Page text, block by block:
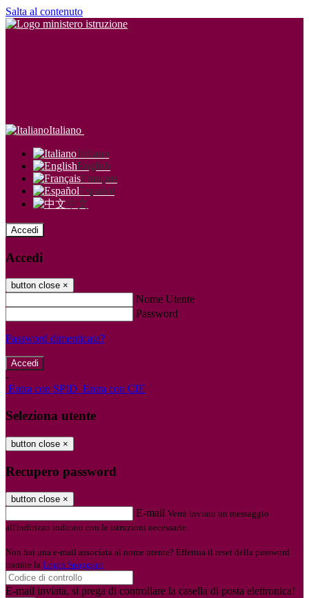
Salta al contenuto
Italiano
Italiano
English
Français
Español
中文
Accedi
Accedi
button close ×
Nome Utente
Password
Password dimenticata?
-
Entra con SPID Entra con CIE
Seleziona utente
button close ×
Recupero password
button close ×
E-mail Verrà inviato un messaggio
all'indirizzo indicato con le istruzioni necessarie.
Non hai una e-mail associata al nome utente? Effettua il reset della password
tramite la Login Spaggiari
E-mail inviata, si prega di controllare la casella di posta elettronica!